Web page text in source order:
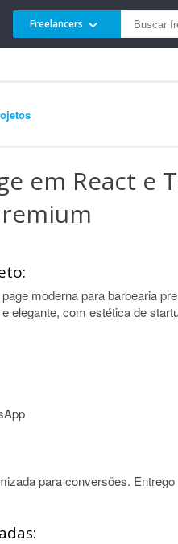
Freelancers
em React e
moderna para barbearia
elegante, com estética de
para conversões.